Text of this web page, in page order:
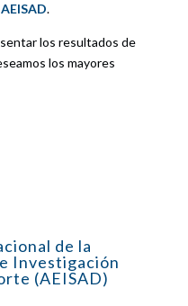
.
los resultados de
los mayores
de la
Investigación
(AEISAD)